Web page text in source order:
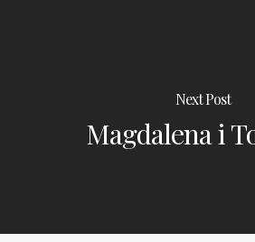
Next Post
Magdalena i